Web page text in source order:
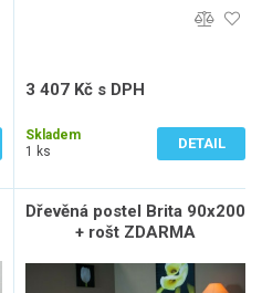
3 407 Kč s DPH
Skladem
1 ks
DETAIL
Dřevěná postel Brita 90x200
+ rošt ZDARMA